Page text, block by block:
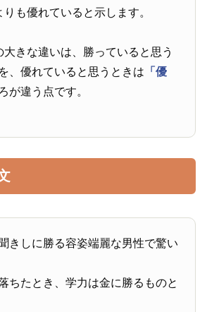
も優れていると示します。
大きな違いは、勝っていると思う
を、優れていると思うときは 「優
が違う点です。
きしに勝る容姿端麗な男性で驚い
ちたとき、学力は金に勝るものと